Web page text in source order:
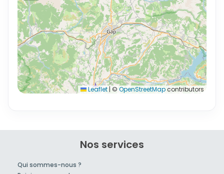
Leaflet | © OpenStreetMapcontributors
Nos services
Qui sommes-nous ?